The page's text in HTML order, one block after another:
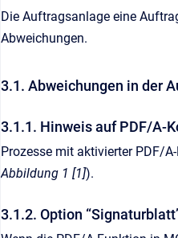
Die Auftragsanlage eine
Abweichungen.
3.1. Abweichungen in der
3.1.1. Hinweis auf PDF/A-
Prozesse mit aktivierter PDF/
Abbildung 1 [1]).
3.1.2. Option